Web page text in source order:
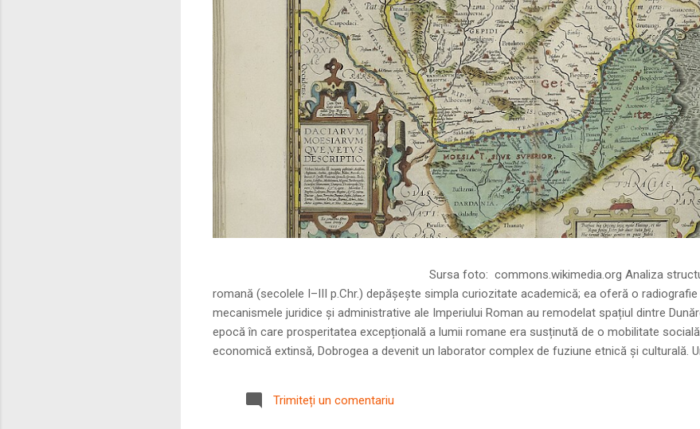
Sursa foto: commons.wikimedia.org Analiza structurilor
romană (secolele I–III p.Chr.) depășește simpla curiozitate academică; ea oferă o
mecanismele juridice și administrative ale Imperiului Roman au remodelat spațiul dintre
epocă în care prosperitatea excepțională a lumii romane era susținută de o mobilitate
economică extinsă, Dobrogea a devenit un laborator complex de fuziune etnică și culturală.
precizie profunzimea și ritmul procesului de rom...
Trimiteți un comentariu